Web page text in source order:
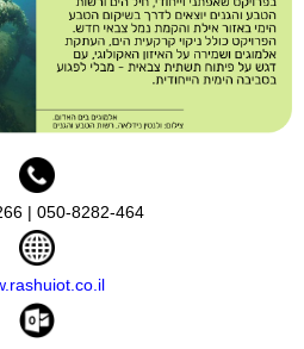
050-8282-464 | 03-6032266